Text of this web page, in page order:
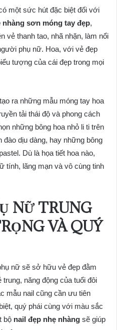
một sức hút đặc biệt đối với
nhàng sơn móng tay đẹp,
vẻ thanh tao, nhã nhặn, làm nổi
phụ nữ. Hoa, với vẻ đẹp
tượng của cái đẹp trong mọi
ra những mẫu móng tay hoa
tải thái độ và phong cách
những bông hoa nhỏ li ti trên
đào dịu dàng, hay những bông
Dù là họa tiết hoa nào,
tính, lãng mạn và vô cùng tinh
NỮ TRUNG
VÀ QUÝ
nữ sẽ sở hữu vẻ đẹp đằm
năng động của tuổi đôi
mẫu nail cũng cần ưu tiên
quý phái cùng với màu sắc
bộ nail đẹp nhẹ nhàng sẽ giúp